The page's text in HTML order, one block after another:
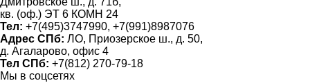
кв. (оф.) ЭТ 6 КОМН 24
Тел: +7(495)3747990, +7(991)8987076
Адрес СПб: ЛО, Приозерское ш., д. 50,
д. Агаларово, офис 4
Тел СПб: +7(812) 270-79-18
Мы в соцсетях